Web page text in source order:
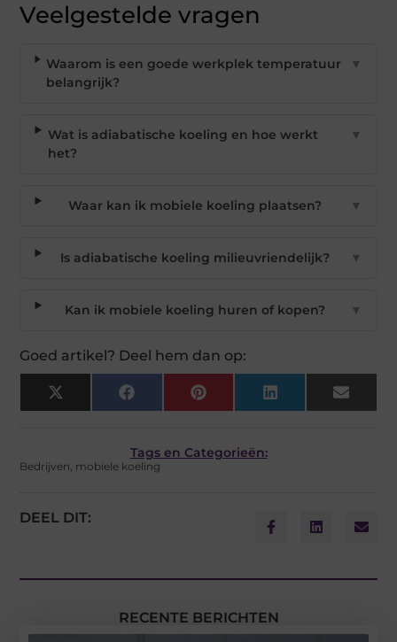
Veelgestelde vragen
Waarom is een goede werkplek temperatuur
belangrijk?
▼
Wat is adiabatische koeling en hoe werkt
het?
▼
Waar kan ik mobiele koeling plaatsen? ▼
Is adiabatische koeling milieuvriendelijk? ▼
Kan ik mobiele koeling huren of kopen? ▼
Goed artikel? Deel hem dan op:
X
(Twitter)
Facebook Pinterest LinkedIn Email
Tags en Categorieën:
Bedrijven, mobiele koeling
DEEL DIT:
RECENTE BERICHTEN